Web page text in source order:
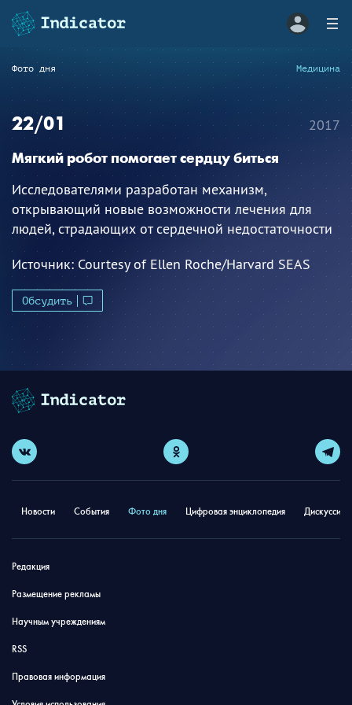
Фото дня Медицина
22/01
Мягкий робот помогает сердцу биться
Исследователями разработан механизм,
открывающий новые возможности лечения для
людей, страдающих от сердечной недостаточности
Источник:Courtesy of Ellen Roche/Harvard SEAS
Обсудить
2017
Новости События Фото дня Цифровая энциклопедия
Редакция
Размещение рекламы
Научным учреждениям
RSS
Правовая информация